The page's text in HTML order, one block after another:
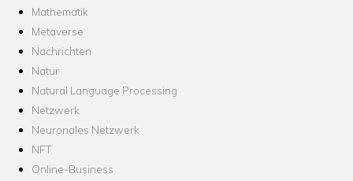
Mathematik
Metaverse
Nachrichten
Natur
Natural Language Processing
Netzwerk
Neuronales Netzwerk
NFT
Online-Business